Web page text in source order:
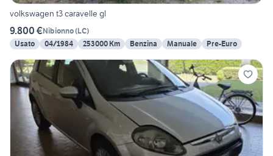
volkswagen t3 caravelle gl
9.800 €Nibionno(LC)
Usato
04/1984 253000 Km Benzina Manuale Pre-Euro